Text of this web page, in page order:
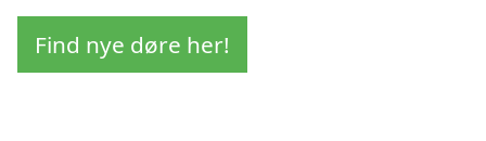
Find nye døre her!